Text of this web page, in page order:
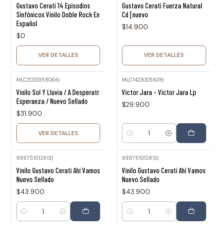
Gustavo Cerati 14 Episodios
Sinfónicos Vinilo Doble Rock En
Español
$0
VER DETALLES
Gustavo Cerati Fuerza Natural
Cd [nuevo
$14.900
VER DETALLES
MLC2020358066
Vinilo Sol Y Lluvia / A Desperatr
Esperanza / Nuevo Sellado
$31.900
VER DETALLES
MLC1423005609
Víctor Jara - Víctor Jara Lp
$29.900
Cantidad
888751012813|
Vinilo Gustavo Cerati Ahí Vamos
Nuevo Sellado
$43.900
Cantidad
888751012813|
Vinilo Gustavo Cerati Ahí Vamos
Nuevo Sellado
$43.900
Cantidad